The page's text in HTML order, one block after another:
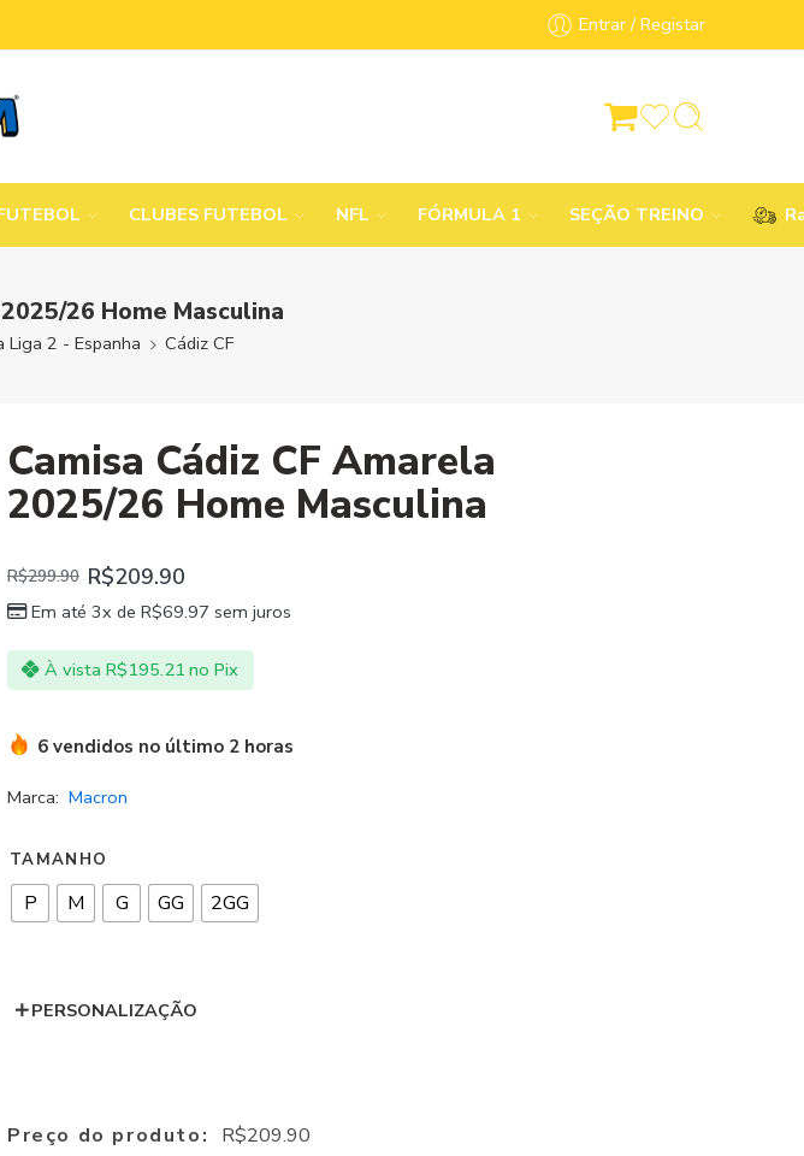
Entrar / Registar
CLUBES FUTEBOL NFL FÓRMULA 1 SEÇÃO TREINO
26 Home Masculina
Liga 2 - Espanha Cádiz CF
Camisa Cádiz CF Amarela
2025/26 Home Masculina
R$299.90 R$209.90
Em até 3x de R$69.97 sem juros
À vista R$195.21 no Pix
6 vendidos no último 2 horas
Marca: Macron
TAMANHO
P M G GG 2GG
PERSONALIZAÇÃO
Preço do produto: R$209.90